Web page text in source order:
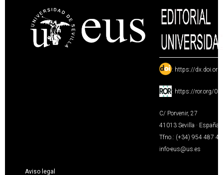
: https://
: https://ror.org/
C/ Porvenir, 27
41013 Sevilla · España
Tfno.: (+34) 954 487
info-eus@us.es
Aviso legal